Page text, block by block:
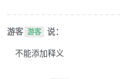
游客 游客 说：
不能添加释义